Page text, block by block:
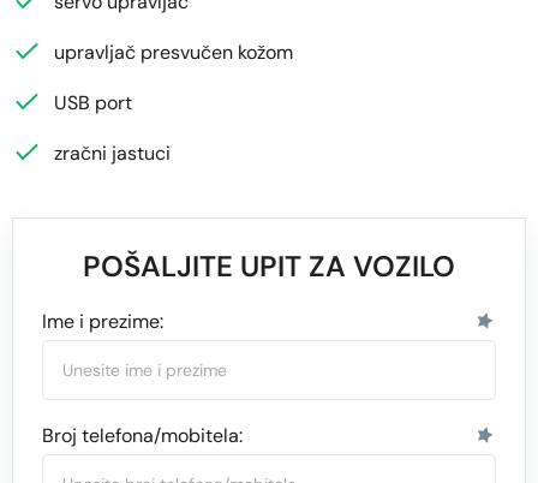
upravljač presvučen kožom
USB port
zračni jastuci
POŠALJITE UPIT ZA VOZILO
Ime i prezime:
Broj telefona/mobitela: